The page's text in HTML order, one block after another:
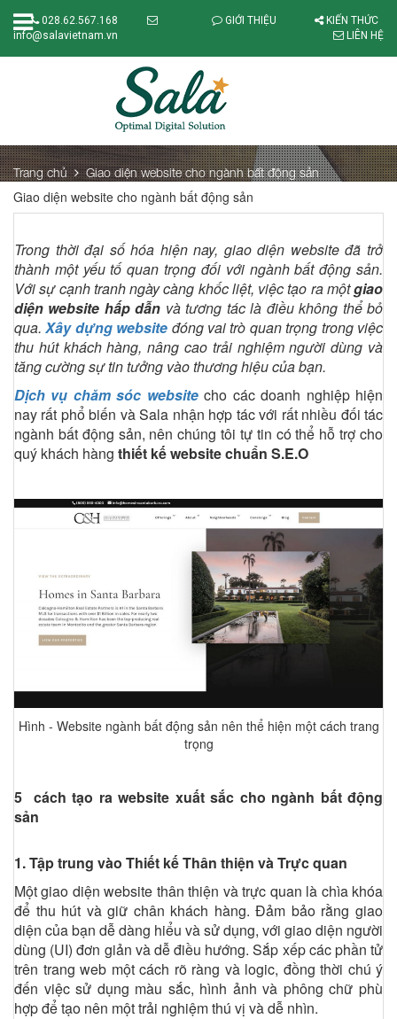
028.62.567.168
info@salavietnam.vn
GIỚI THIỆU
KIẾN THỨC
LIÊN HỆ
Trang chủ Giao diện website cho ngành bất động sản
Giao diện website cho ngành bất động sản
Trong thời đại số hóa hiện nay, giao diện website đã trở
thành một yếu tố quan trọng đối với ngành bất động sản.
Với sự cạnh tranh ngày càng khốc liệt, việc tạo ra mộtgiao
diện website hấp dẫn và tương tác là điều không thể bỏ
qua.Xây dựng website đóng vai trò quan trọng trong việc
thu hút khách hàng, nâng cao trải nghiệm người dùng và
tăng cường sự tin tưởng vào thương hiệu của bạn.
Dịch vụ chăm sóc websitecho các doanh nghiệp hiện
nay rất phổ biến và Sala nhận hợp tác với rất nhiều đối tác
ngành bất động sản, nên chúng tôi tự tin có thể hỗ trợ cho
quý khách hàng thiết kế website chuẩn S.E.O
Hình - Website ngành bất động sản nên thể hiện một cách trang
trọng
5 cách tạo ra website xuất sắc cho ngành bất động
sản
1. Tập trung vào Thiết kế Thân thiện và Trực quan
Một giao diện website thân thiện và trực quan là chìa khóa
để thu hút và giữ chân khách hàng. Đảm bảo rằng giao
diện của bạn dễ dàng hiểu và sử dụng, với giao diện người
dùng (UI) đơn giản và dễ điều hướng. Sắp xếp các phần tử
trên trang web một cách rõ ràng và logic, đồng thời chú ý
đến việc sử dụng màu sắc, hình ảnh và phông chữ phù
hợp để tạo nên một trải nghiệm thú vị và dễ nhìn.